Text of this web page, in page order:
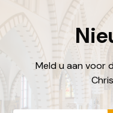
Meld u aan voor